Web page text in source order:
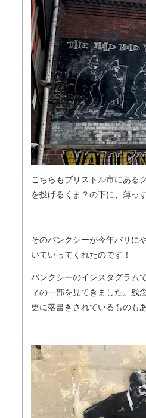
こちらもブリストル市にある
を投げるくま？の下に、薄っ
そのバンクシーが今年パリに
いていってくれたのです！
バンクシーのインスタグラム
ィの一部を見てきました。残
更に落書きされているものも